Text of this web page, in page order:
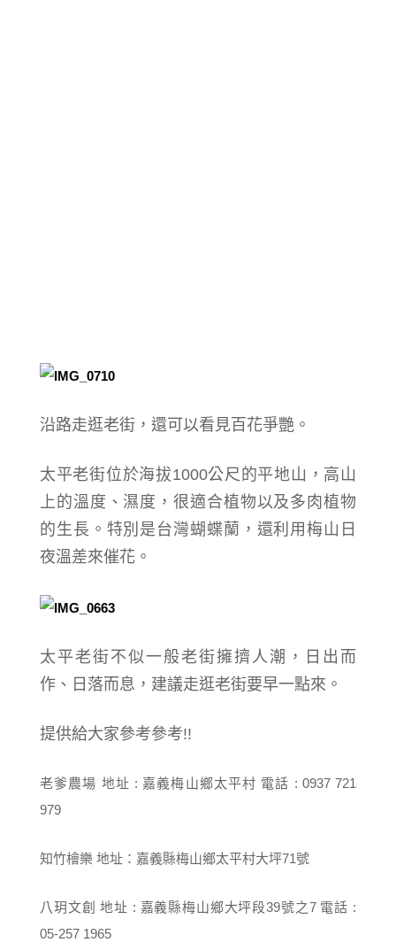
沿路走逛老街，還可以看見百花爭艷。
太平老街位於海拔1000公尺的平地山，高山
上的溫度、濕度，很適合植物以及多肉植物
的生長。 特別是台灣蝴蝶蘭，還利用梅山日
夜溫差來催花。
太平老街不似一般老街擁擠人潮，日出而
作、日落而息，建議走逛老街要早一點來。
提供給大家參考參考!!
老爹農場 地址 : 嘉義梅山鄉太平村 電話 : 0937 721
979
知竹檜樂 地址：嘉義縣梅山鄉太平村大坪71號
八玥文創 地址 : 嘉義縣梅山鄉大坪段39號之7 電話 :
05-257 1965